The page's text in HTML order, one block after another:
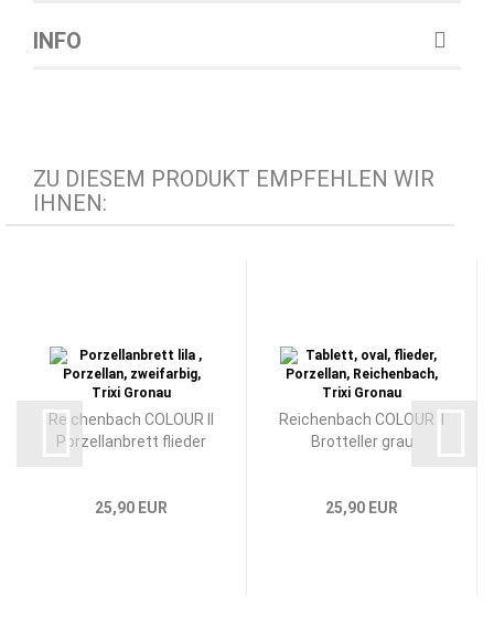
INFO
ZU DIESEM PRODUKT EMPFEHLEN WIR
IHNEN:
Reichenbach COLOUR II
Porzellanbrett flieder
25,90 EUR
Reichenbach COLOUR II
Brotteller grau
25,90 EUR